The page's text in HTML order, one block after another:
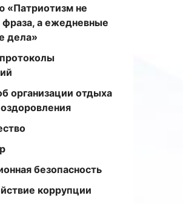
«Патриотизм не
фраза, а ежедневные
дела»
организации отдыха
безопасность
коррупции